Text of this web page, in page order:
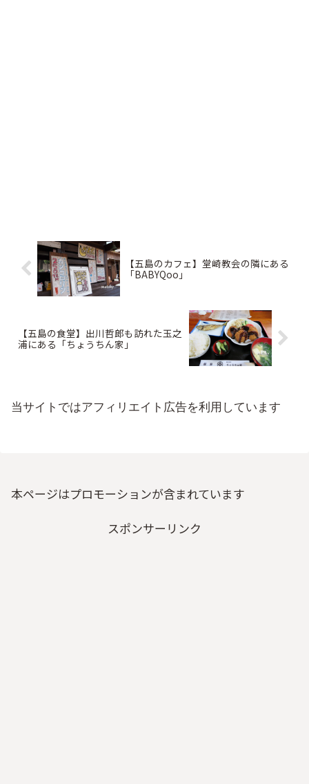
【五島のカフェ】堂崎教会の隣にある
「BABYQoo」
【五島の食堂】出川哲郎も訪れた玉之
浦にある「ちょうちん家」
当サイトではアフィリエイト広告を利用しています
本ページはプロモーションが含まれています
スポンサーリンク